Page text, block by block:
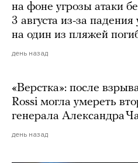
на фоне угрозы атаки
3 августа из-за
на один из пляжей
день назад
«Верстка»: после
Rossi могла умереть
генерала Александра
день назад